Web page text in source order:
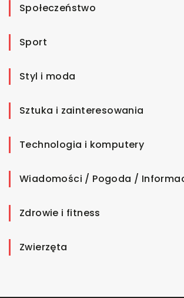
Społeczeństwo
Sport
Styl i moda
Sztuka i zainteresowania
Technologia i komputery
Wiadomości / Pogoda /
Zdrowie i fitness
Zwierzęta